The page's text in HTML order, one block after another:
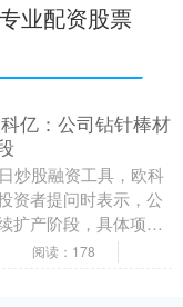
业配资股票
亿：公司钻针棒材
炒股融资工具，欧科
资者提问时表示，公
扩产阶段，具体项目
的信息为准。 海量资
阅读：178